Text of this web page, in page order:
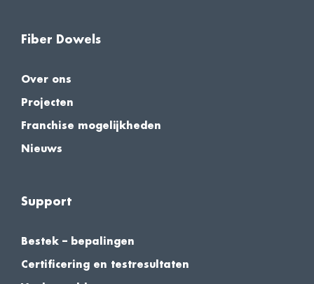
Fiber Dowels
Over ons
Projecten
Franchise mogelijkheden
Nieuws
Support
Bestek – bepalingen
Certificering en testresultaten